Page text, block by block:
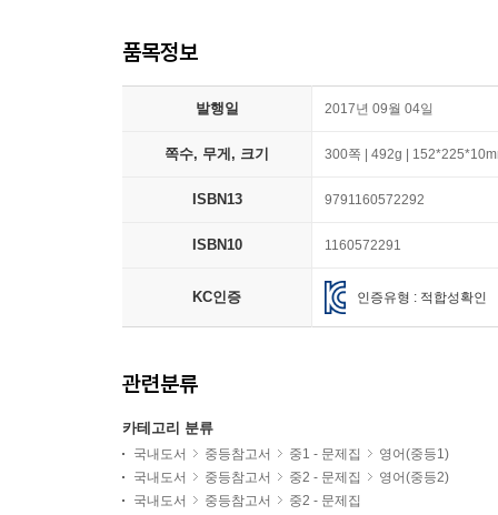
품목정보
발행일 2017년 09월 04일
쪽수, 무게, 크기 300쪽 | 492g |
ISBN13 9791160572292
ISBN10 1160572291
KC인증 인증유형 : 적합성확인
관련분류
카테고리 분류
국내도서 중등참고서 중1 - 문제집
영어(중등1)
국내도서
중등참고서 중2 - 문제집
영어(중등2)
국내도서
중등참고서
중2 - 문제집